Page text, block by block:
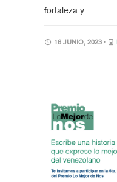
fortaleza y
16 JUNIO, 2023 •